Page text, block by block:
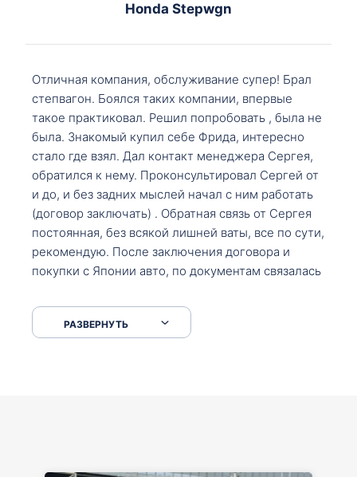
Honda Stepwgn
Отличная компания, обслуживание супер! Брал
степвагон. Боялся таких компании, впервые
такое практиковал. Решил попробовать , была не
была. Знакомый купил себе Фрида, интересно
стало где взял. Дал контакт менеджера Сергея,
обратился к нему. Проконсультировал Сергей от
и до, и без задних мыслей начал с ним работать
(договор заключать) . Обратная связь от Сергея
постоянная, без всякой лишней ваты, все по сути,
рекомендую. После заключения договора и
покупки с Японии авто, по документам связалась
что заполнить, куда зайти, образцы и т.д. После
приехал за авто. Меня тепло встретили Сергей с
РАЗВЕРНУТЬ